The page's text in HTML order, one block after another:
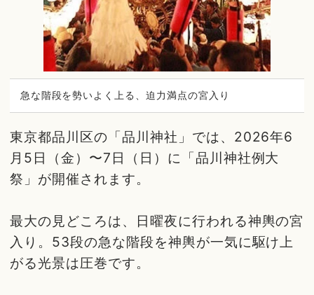
急な階段を勢いよく上る、迫力満点の宮入り
東京都品川区の「品川神社」では、2026年6
月5日（金）〜7日（日）に「品川神社例大
祭」が開催されます。
最大の見どころは、日曜夜に行われる神輿の宮
入り。53段の急な階段を神輿が一気に駆け上
がる光景は圧巻です。